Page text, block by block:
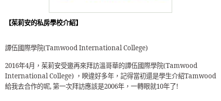
【茱莉安的私房學校介紹】
譚伍國際學院(Tamwood International College)
2016年4月，茱莉安受邀再來拜訪溫哥華的譚伍國際學院(Tamwood
International College) ，睽違好多年，記得當初還是學生介紹Tamwood
給我去合作的呢, 第一次拜訪應該是2006年，一轉眼就10年了!